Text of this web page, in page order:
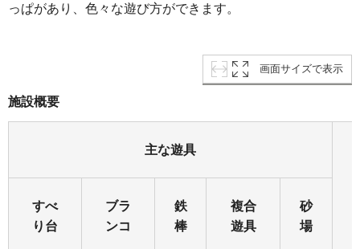
っぱがあり、色々な遊び方ができます。
画面サイズで表示
施設概要
主な遊具
すべ
り台
ブラ
ンコ
鉄
棒
複合
遊具
砂
場